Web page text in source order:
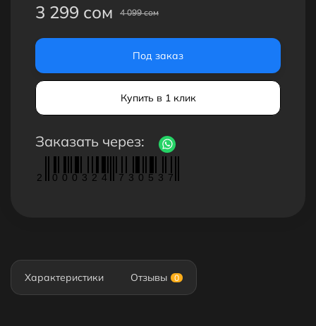
3 299 сом 4 099 сом
Под заказ
Купить в 1 клик
Заказать через:
2 0 0 0 3 2 4 7 3 0 5 3 7
Характеристики Отзывы 0